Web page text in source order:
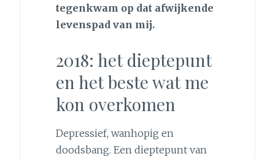
tegenkwam op dat afwijkende
levenspad van mij.
2018: het dieptepunt
en het beste wat me
kon overkomen
Depressief, wanhopig en
doodsbang. Een dieptepunt van